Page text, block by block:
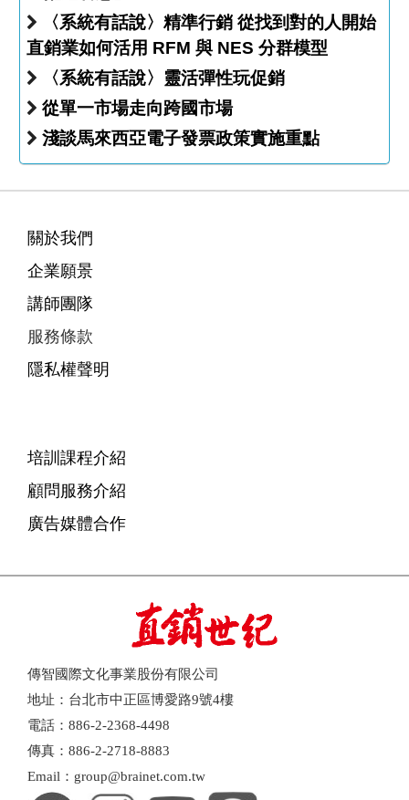
〈系統有話說〉精準行銷 從找到對的人開始
直銷業如何活用 RFM 與 NES 分群模型
〈系統有話說〉靈活彈性玩促銷
從單一市場走向跨國市場
淺談馬來西亞電子發票政策實施重點
關於我們
企業願景
講師團隊
服務條款
隱私權聲明
培訓課程介紹
顧問服務介紹
廣告媒體合作
傳智國際文化事業股份有限公司
地址：台北市中正區博愛路9號4樓
電話：886-2-2368-4498
傳真：886-2-2718-8883
Email：group@brainet.com.tw